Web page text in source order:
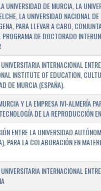
UNIVERSIDAD DE MURCIA, LA
LA UNIVERSIDAD NACIONAL
PARA LLEVAR A CABO,
DE DOCTORADO
INTERNACIONAL
INSTITUTE OF EDUCATION,
DE MURCIA (ESPAÑA).
Y LA EMPRESA IVI-ALMERÍA
DE LA REPRODUCCIÓN
ENTRE LA UNIVERSIDAD
PARA LA COLABORACIÓN EN
INTERNACIONAL